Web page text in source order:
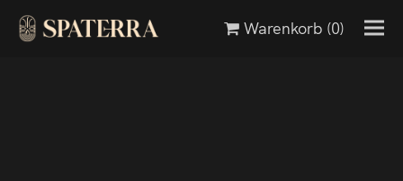
Warenkorb (0)